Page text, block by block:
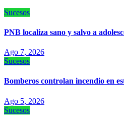
Sucesos
PNB localiza sano y salvo a
Ago 7, 2026
Sucesos
Bomberos controlan incendio en
Ago 5, 2026
Sucesos